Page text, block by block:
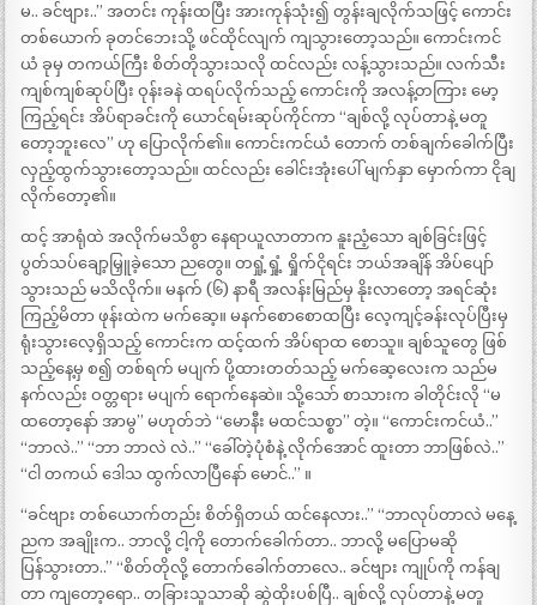
မ.. ခင်ဗျား..” အတင်း ကုန်းထပြီး အားကုန်သုံး၍ တွန်းချလိုက်သဖြင့် ကောင်း
တစ်ယောက် ခုတင်ဘေးသို့ ဖင်ထိုင်လျက် ကျသွားတော့သည်။ ကောင်းကင်
ယံ ခုမှ တကယ်ကြီး စိတ်တိုသွားသလို ထင်လည်း လန့်သွားသည်။ လက်သီး
ကျစ်ကျစ်ဆုပ်ပြီး ဝုန်းခနဲ ထရပ်လိုက်သည့် ကောင်းကို အလန့်တကြား မော့
ကြည့်ရင်း အိပ်ရာခင်းကို ယောင်ရမ်းဆုပ်ကိုင်ကာ “ချစ်လို့ လုပ်တာနဲ့ မတူ
တော့ဘူးလေ” ဟု ပြောလိုက်၏။ ကောင်းကင်ယံ တောက် တစ်ချက်ခေါက်ပြီး
လှည့်ထွက်သွားတော့သည်။ ထင်လည်း ခေါင်းအုံးပေါ် မျက်နှာ မှောက်ကာ ငိုချ
လိုက်တော့၏။
ထင့် အာရုံထဲ အလိုက်မသိစွာ နေရာယူလာတာက နူးညံ့သော ချစ်ခြင်းဖြင့်
ပွတ်သပ်ချော့မြှူခဲ့သော ညတွေ။ တရှုံ့ရှုံ့ ရှိုက်ငိုရင်း ဘယ်အချိန် အိပ်ပျော်
သွားသည် မသိလိုက်။ မနက် (၆) နာရီ အလန်းမြည်မှ နိုးလာတော့ အရင်ဆုံး
ကြည့်မိတာ ဖုန်းထဲက မက်ဆေ့။ မနက်စောစောထပြီး လေ့ကျင့်ခန်းလုပ်ပြီးမှ
ရုံးသွားလေ့ရှိသည့် ကောင်းက ထင့်ထက် အိပ်ရာထ စောသူ။ ချစ်သူတွေ ဖြစ်
သည့်နေ့မှ စ၍ တစ်ရက် မပျက် ပို့ထားတတ်သည့် မက်ဆေ့လေးက သည်မ
နက်လည်း ဝတ္တရား မပျက် ရောက်နေဆဲ။ သို့သော် စာသားက ခါတိုင်းလို “မ
ထတော့နော် အာမွ” မဟုတ်ဘဲ “မောနီး မထင်သစ္စာ” တဲ့။ “ကောင်းကင်ယံ..”
“ဘာလဲ..” “ဘာ ဘာလဲ လဲ..” “ခေါ်တဲ့ပုံစံနဲ့ လိုက်အောင် ထူးတာ ဘာဖြစ်လဲ..”
“ငါ တကယ် ဒေါသ ထွက်လာပြီနော် မောင်..” ။
“ခင်ဗျား တစ်ယောက်တည်း စိတ်ရှိတယ် ထင်နေလား..” “ဘာလုပ်တာလဲ မနေ့
ညက အချိုးက.. ဘာလို့ ငါ့ကို တောက်ခေါက်တာ.. ဘာလို့ မပြောမဆို
ပြန်သွားတာ..” “စိတ်တိုလို့ တောက်ခေါက်တာလေ.. ခင်ဗျား ကျုပ်ကို ကန်ချ
တာ ကျတော့ရော.. တခြားသူသာဆို ဆွဲထိုးပစ်ပြီ.. ချစ်လို့ လုပ်တာနဲ့ မတူ